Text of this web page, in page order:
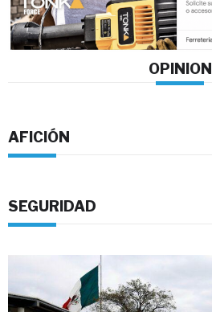
OPINION
AFICIÓN
SEGURIDAD